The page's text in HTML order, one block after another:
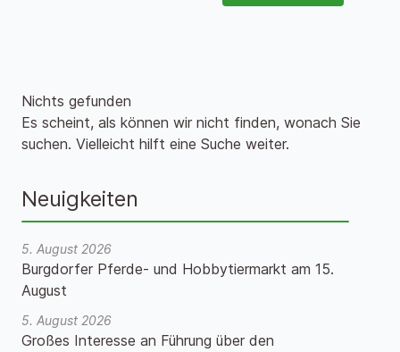
Nichts gefunden
Es scheint, als können wir nicht finden, wonach Sie
suchen. Vielleicht hilft eine Suche weiter.
Neuigkeiten
5. August 2026
Burgdorfer Pferde- und Hobbytiermarkt am 15.
August
5. August 2026
Großes Interesse an Führung über den